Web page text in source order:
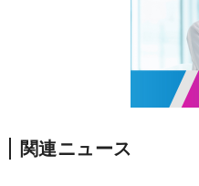
関連ニュース